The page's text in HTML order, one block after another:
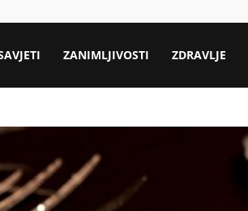
ZANIMLJIVOSTI ZDRAVLJE